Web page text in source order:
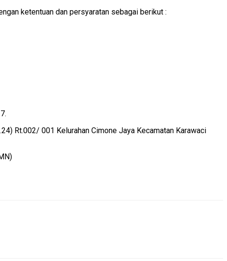
ketentuan dan persyaratan sebagai berikut :
Rt.002/ 001 Kelurahan Cimone Jaya Kecamatan Karawaci